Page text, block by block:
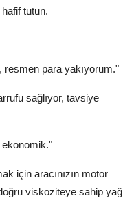
hafif tutun.
resmen para yakıyorum."
sağlıyor, tavsiye
için aracınızın motor
viskoziteye sahip yağ